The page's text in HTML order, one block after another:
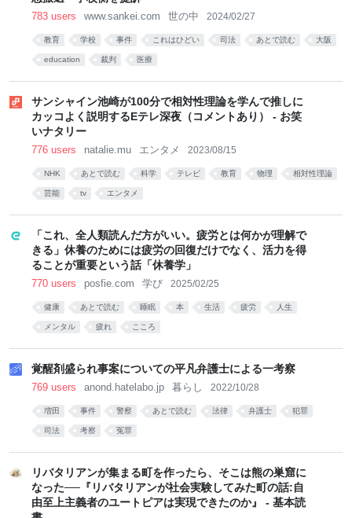
783 users www.sankei.com 世の中 2024/02/27
教育 学校 事件 これはひどい 司法 あとで読む 大阪
education 裁判 医療
サンシャイン池崎が100分で相対性理論を学んで推しに
カッコよく説明するEテレ深夜（コメントあり） - お笑
いナタリー
776 users natalie.mu エンタメ 2023/08/15
NHK あとで読む 科学 テレビ 教育 物理 相対性理論
芸能 tv エンタメ
「これ、全人類読んだ方がいい。疲労とは何かが理解で
きる」休養のためには疲労の回復だけでなく、活力を得
ることが重要という話「休養学」
770 users posfie.com 学び 2025/02/25
健康 あとで読む 睡眠 本 生活 疲労 人生
メンタル 疲れ こころ
覚醒剤盛られ事案についての平凡弁護士による一考察
769 users anond.hatelabo.jp 暮らし 2022/10/28
増田 事件 警察 あとで読む 法律 弁護士 犯罪
司法 考察 冤罪
リバタリアンが集まる町を作ったら、そこは熊の巣窟に
なった──『リバタリアンが社会実験してみた町の話:自
由至上主義者のユートピアは実現できたのか』 - 基本読